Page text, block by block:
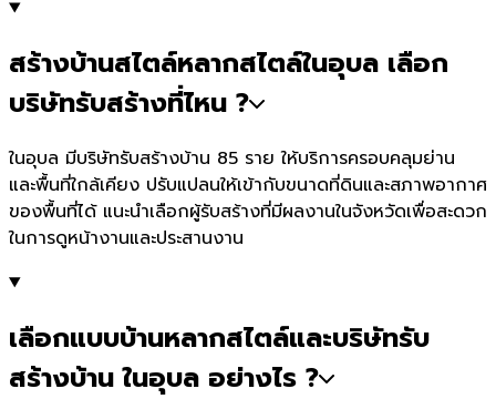
สร้างบ้านสไตล์หลากสไตล์ในอุบล เลือก
บริษัทรับสร้างที่ไหน ?
ในอุบล มีบริษัทรับสร้างบ้าน 85 ราย ให้บริการครอบคลุมย่าน
และพื้นที่ใกล้เคียง ปรับแปลนให้เข้ากับขนาดที่ดินและสภาพอากาศ
ของพื้นที่ได้ แนะนำเลือกผู้รับสร้างที่มีผลงานในจังหวัดเพื่อสะดวก
ในการดูหน้างานและประสานงาน
เลือกแบบบ้านหลากสไตล์และบริษัทรับ
สร้างบ้าน ในอุบล อย่างไร ?